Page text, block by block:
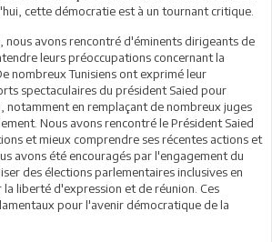
cette démocratie est à un tournant critique.
nous avons rencontré d'éminents dirigeants de
leurs préoccupations concernant la
nombreux Tunisiens ont exprimé leur
spectaculaires du président Saied pour
en remplaçant de nombreux juges
Nous avons rencontré le Président Saied
et mieux comprendre ses récentes actions et
avons été encouragés par l'engagement du
des élections parlementaires inclusives en
liberté d'expression et de réunion. Ces
pour l'avenir démocratique de la